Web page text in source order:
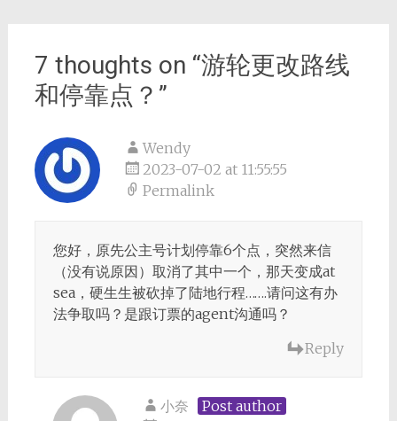
navigation
7 thoughts on “游轮更改路线
和停靠点？ ”
Wendy
2023-07-02 at 11:55:55
Permalink
您好，原先公主号计划停靠6个点，突然来信
（没有说原因）取消了其中一个，那天变成at
sea，硬生生被砍掉了陆地行程…….请问这有办
法争取吗？是跟订票的agent沟通吗？
Reply
小奈
Post author